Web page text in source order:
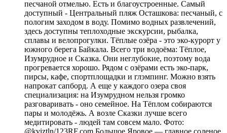
песчаной отмелью. Есть и благоустроенные. Самый
доступный - Центральный пляж Осташкова: песчаный, с
пологим заходом в воду. Помимо водных развлечений,
здесь доступны теплоходные экскурсии, рыбалка,
сплавы и велопрогулки. Тёплые озёра - это эко-курорт у
южного берега Байкала. Всего три водоёма: Тёплое,
Изумрудное и Сказка. Они неглубокие, поэтому вода
прогревается хорошо. Рядом с озёрами есть эко-парк,
пирсы, кафе, спортплощадки и глэмпинг. Можно взять
напрокат сапборд. А еще у каждого озера своя
специализация: на Изумрудном нельзя громко
разговаривать - оно семейное. На Тёплом собираются
пары и молодёжь. А возле Сказки лучше всего
медитировать - людей там совсем мало. Фото: